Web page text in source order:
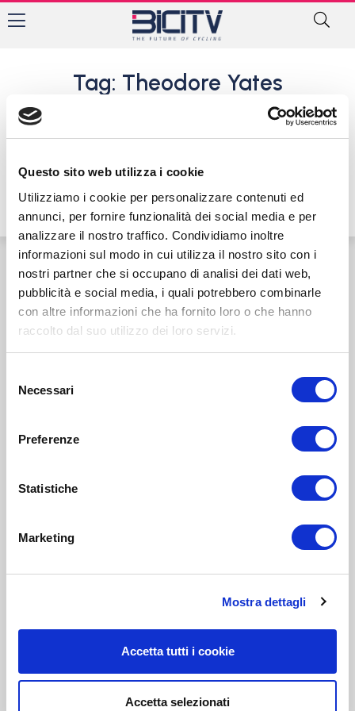
Questo sito web utilizza i cookie
Utilizziamo i cookie per personalizzare contenuti ed
annunci, per fornire funzionalità dei social media e per
analizzare il nostro traffico. Condividiamo inoltre
informazioni sul modo in cui utilizza il nostro sito con i
nostri partner che si occupano di analisi dei dati web,
pubblicità e social media, i quali potrebbero combinarle
con altre informazioni che ha fornito loro o che hanno
raccolto dal suo utilizzo dei loro servizi.
delNecessari
Preferenze
Statistiche
Marketing
Mostra dettagli
Accetta tutti i cookie
Accetta selezionati
Tag: Theodore Yates
Alan Marangoni 3° nella
classifica finale del Tour of
Gidich
6 Aprile 2017